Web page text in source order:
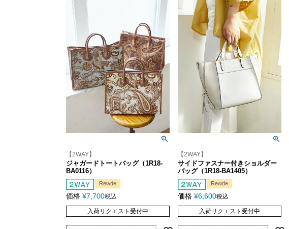
【2WAY】
ジャガードトートバッグ（1R18-
BA0116）
Rewde
価格 ¥7,700税込
入荷リクエスト受付中
【2WAY】
サイドファスナー付きショルダー
バッグ（1R18-BA1405）
Rewde
価格 ¥6,600税込
入荷リクエスト受付中